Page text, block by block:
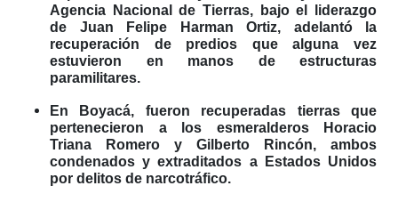
Agencia Nacional de Tierras, bajo el liderazgo
de Juan Felipe Harman Ortiz, adelantó la
recuperación de predios que alguna vez
estuvieron en manos de estructuras
paramilitares.
En Boyacá, fueron recuperadas tierras que
pertenecieron a los esmeralderos Horacio
Triana Romero y Gilberto Rincón, ambos
condenados y extraditados a Estados Unidos
por delitos de narcotráfico.